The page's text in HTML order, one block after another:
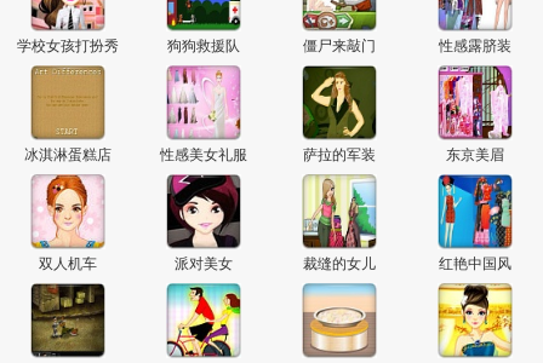
学校女孩打扮秀 狗狗救援队 僵尸来敲门 性感露脐装
冰淇淋蛋糕店 性感美女礼服 萨拉的军装 东京美眉
双人机车 派对美女 裁缝的女儿 红艳中国风